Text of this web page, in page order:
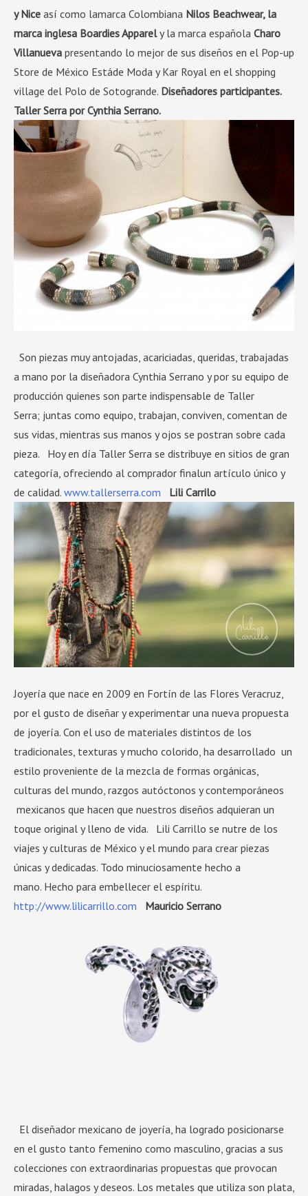
y Nice así como lamarca Colombiana Nilos Beachwear, la
marca inglesa Boardies Apparely la marca española Charo
Villanueva presentando lo mejor de sus diseños en el Pop-up
Store de México Estáde Moda y Kar Royal en el shopping
village del Polo de Sotogrande. Diseñadores participantes.
Taller Serra por Cynthia Serrano.
Son piezas muy antojadas, acariciadas, queridas, trabajadas
a mano por la diseñadora Cynthia Serrano y por su equipo de
producción quienes son parte indispensable de Taller
Serra; juntas como equipo, trabajan, conviven, comentan de
sus vidas, mientras sus manos y ojos se postran sobre cada
pieza. Hoy en día Taller Serra se distribuye en sitios de gran
categoría, ofreciendo al comprador finalun artículo único y
de calidad. www.tallerserra.com Lili Carrilo
Joyería que nace en 2009 en Fortín de las Flores Veracruz,
por el gusto de diseñar y experimentar una nueva propuesta
de joyería. Con el uso de materiales distintos de los
tradicionales, texturas y mucho colorido, ha desarrollado un
estilo proveniente de la mezcla de formas orgánicas,
culturas del mundo, razgos autóctonos y contemporáneos
mexicanos que hacen que nuestros diseños adquieran un
toque original y lleno de vida. Lili Carrillo se nutre de los
viajes y culturas de México y el mundo para crear piezas
únicas y dedicadas. Todo minuciosamente hecho a
mano. Hecho para embellecer el espíritu.
http://www.lilicarrillo.com
Mauricio Serrano
El diseñador mexicano de joyería, ha logrado posicionarse
en el gusto tanto femenino como masculino, gracias a sus
colecciones con extraordinarias propuestas que provocan
miradas, halagos y deseos. Los metales que utiliza son plata,